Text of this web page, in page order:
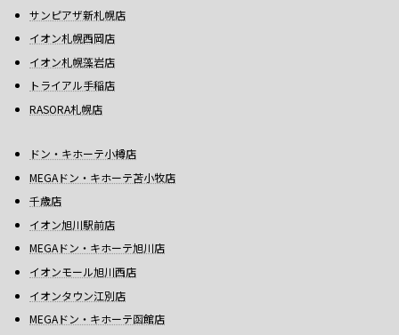
サンピアザ新札幌店
イオン札幌西岡店
イオン札幌藻岩店
トライアル手稲店
RASORA札幌店
ドン・キホーテ小樽店
MEGAドン・キホーテ苫小牧店
千歳店
イオン旭川駅前店
MEGAドン・キホーテ旭川店
イオンモール旭川西店
イオンタウン江別店
MEGAドン・キホーテ函館店